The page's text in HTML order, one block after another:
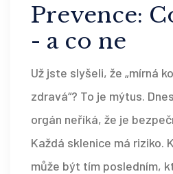
Prevence:
- a co ne
Už jste slyšeli, že „mírná
zdravá“? To je mýtus.
orgán neříká, že je
Každá sklenice má riziko.
může být tím posledním,